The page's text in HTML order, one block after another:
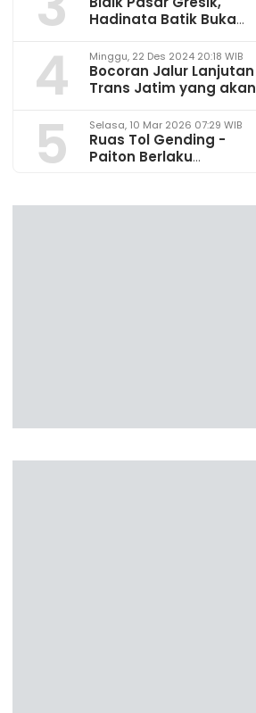
Hadinata Batik Buka
4 Minggu, 22 Des 2024 20:18 WIB
Bocoran Jalur Lanjutan
Trans Jatim yang akan
2025
5 Selasa, 10 Mar 2026 07:29 WIB
Ruas Tol Gending -
Paiton Berlaku